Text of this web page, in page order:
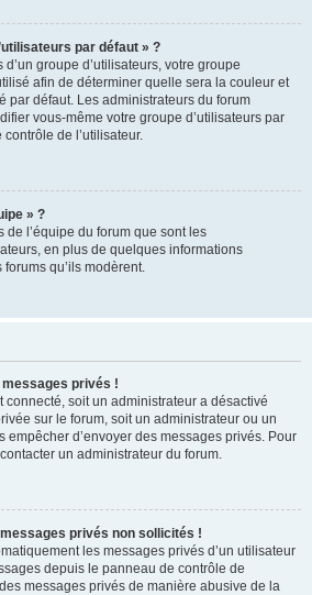
par défaut » ?
groupe d’utilisateurs, votre groupe
afin de déterminer quelle sera la couleur et
par défaut. Les administrateurs du forum
vous-même votre groupe d’utilisateurs par
de l’utilisateur.
» ?
de l’équipe du forum que sont les
en plus de quelques informations
qu’ils modèrent.
privés !
connecté, soit un administrateur a désactivé
sur le forum, soit un administrateur ou un
empêcher d’envoyer des messages privés. Pour
un administrateur du forum.
privés non sollicités !
les messages privés d’un utilisateur
depuis le panneau de contrôle de
messages privés de manière abusive de la